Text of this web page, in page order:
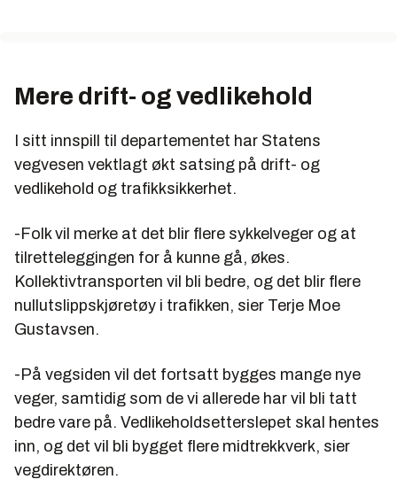
Mere drift- og vedlikehold
I sitt innspill til departementet har Statens
vegvesen vektlagt økt satsing på drift- og
vedlikehold og trafikksikkerhet.
-Folk vil merke at det blir flere sykkelveger og at
tilretteleggingen for å kunne gå, økes.
Kollektivtransporten vil bli bedre, og det blir flere
nullutslippskjøretøy i trafikken, sier Terje Moe
Gustavsen.
-På vegsiden vil det fortsatt bygges mange nye
veger, samtidig som de vi allerede har vil bli tatt
bedre vare på. Vedlikeholdsetterslepet skal hentes
inn, og det vil bli bygget flere midtrekkverk, sier
vegdirektøren.